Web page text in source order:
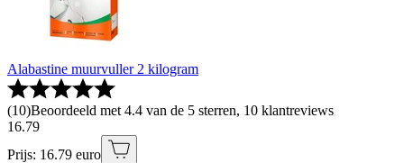
Alabastine muurvuller 2 kilogram
(10)Beoordeeld met 4.4 van de 5 sterren, 10 klantreviews
16.79
Prijs: 16.79 euro